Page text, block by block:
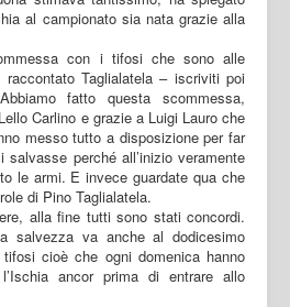
al campionato sia nata grazie alla
con i tifosi che sono alle
Taglialatela – iscriviti poi
fatto questa scommessa,
Carlino e grazie a Luigi Lauro che
messo tutto a disposizione per far
perché all’inizio veramente
le armi. E invece guardate qua che
di Pino Taglialatela.
alla fine tutti sono stati concordi.
salvezza va anche al dodicesimo
cioè che ogni domenica hanno
ancor prima di entrare allo